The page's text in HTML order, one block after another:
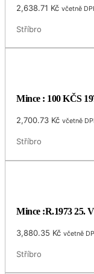
2,638.71 Kč včetně
Stříbro
Mince : 100 KČS
2,700.73 Kč včetně
Stříbro
Mince :R.1973
3,880.35 Kč včetně
Stříbro